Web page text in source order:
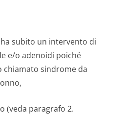
ha subito un intervento di
e/o adenoidi poiché
sindrome da
(veda paragrafo 2.